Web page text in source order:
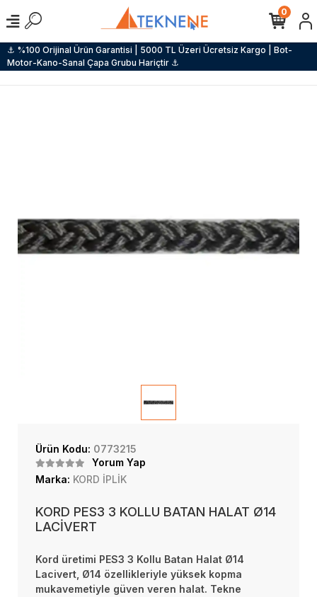
⚓ %100 Orijinal Ürün Garantisi | 5000 TL Üzeri Ücretsiz Kargo | Bot-
Motor-Kano-Sanal Çapa Grubu Hariçtir ⚓
0
Ürün Kodu: 0773215
Yorum Yap
Marka: KORD İPLİK
KORD PES3 3 KOLLU BATAN HALAT Ø14
LACİVERT
Kord üretimi PES3 3 Kollu Batan Halat Ø14
Lacivert, Ø14 özellikleriyle yüksek kopma
mukavemetiyle güven veren halat. Tekne